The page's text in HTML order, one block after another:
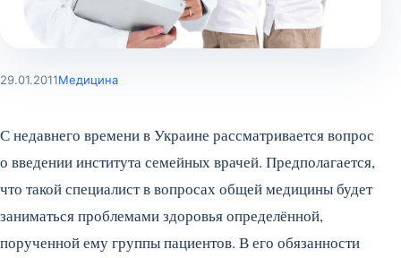
29.01.2011Медицина
С недавнего времени в Украине рассматривается вопрос
о введении института семейных врачей. Предполагается,
что такой специалист в вопросах общей медицины будет
заниматься проблемами здоровья определённой,
порученной ему группы пациентов. В его обязанности